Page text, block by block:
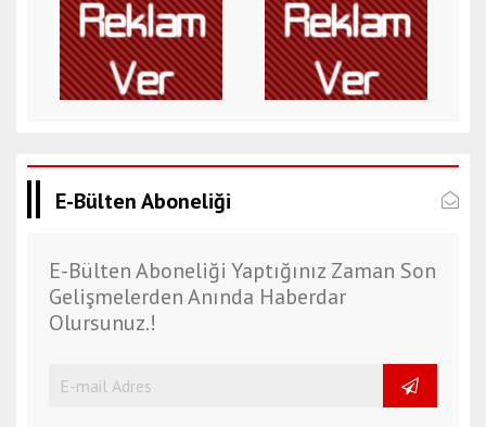
E-Bülten Aboneliği
E-Bülten Aboneliği Yaptığınız Zaman Son
Gelişmelerden Anında Haberdar
Olursunuz.!